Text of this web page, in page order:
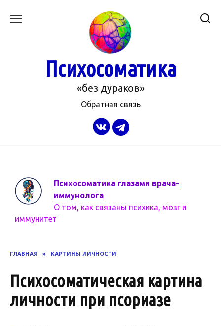
Психосоматика
«без дураков»
Обратная связь
Психосоматика глазами врача-
иммунолога
О том, как связаны психика, мозг и
иммунитет
ГЛАВНАЯ » КАРТИНЫ ЛИЧНОСТИ
Психосоматическая картина
личности при псориазе